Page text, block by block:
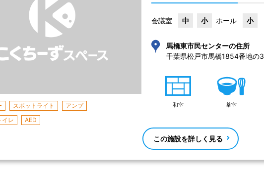
スポットライト
アンプ
イレ
AED
会議室 中 小 ホール 小
馬橋東市民センターの住所
千葉県松戸市馬橋1854番地の3
和室 茶室
この施設を詳しく見る